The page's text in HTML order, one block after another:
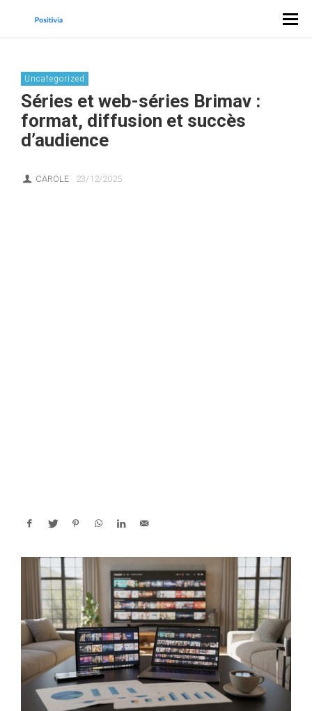
Uncategorized
Séries et web-séries Brimav :
format, diffusion et succès
d’audience
CAROLE 23/12/2025